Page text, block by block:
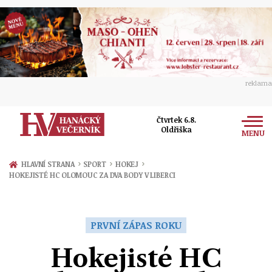
reklama
Čtvrtek 6.8.
Oldřiška
MENU
Zprávy
Ekonomika
HLAVNÍ STRANA › SPORT › HOKEJ ›
HOKEJISTÉ HC OLOMOUC ZA DVA BODY V LIBERCI
PRVNÍ ZÁPAS ROKU
Hokejisté HC